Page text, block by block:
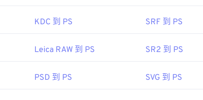
KDC 到 PS SRF 到 PS
Leica RAW 到 PS SR2 到 PS
PSD 到 PS SVG 到 PS